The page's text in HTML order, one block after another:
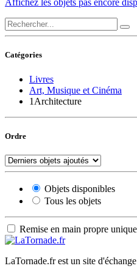
Affichez les objets pas encore
Catégories
Livres
Art, Musique et Cinéma
1 Architecture
Ordre
Objets disponibles
Tous les objets
Remise en main propre
LaTornade.frest un site